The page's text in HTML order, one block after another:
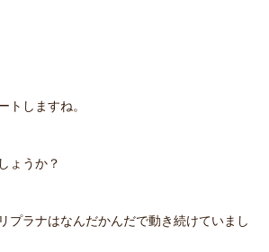
トしますね。
ょうか？
プラナはなんだかんだで動き続けていまし